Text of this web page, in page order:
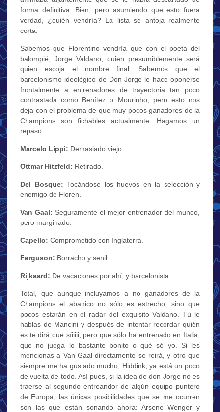
forma definitiva. Bien, pero asumiendo que esto fuera
verdad, ¿quién vendría? La lista se antoja realmente
corta.
Sabemos que Florentino vendría que con el poeta del
balompié, Jorge Valdano, quien presumiblemente será
quien escoja el nombre final. Sabemos que el
barcelonismo ideológico de Don Jorge le hace oponerse
frontalmente a entrenadores de trayectoria tan poco
contrastada como Benítez o Mourinho, pero esto nos
deja con el problema de que muy pocos ganadores de la
Champions son fichables actualmente. Hagamos un
repaso:
Marcelo Lippi: Demasiado viejo.
Ottmar Hitzfeld: Retirado.
Del Bosque: Tocándose los huevos en la selección y
enemigo de Floren.
Van Gaal: Seguramente el mejor entrenador del mundo,
pero marginado.
Capello: Comprometido con Inglaterra.
Ferguson: Borracho y senil.
Rijkaard: De vacaciones por ahí, y barcelonista.
Total, que aunque incluyamos a no ganadores de la
Champions el abanico no sólo es estrecho, sino que
pocos estarán en el radar del exquisito Valdano. Tú le
hablas de Mancini y después de intentar recordar quién
es te dirá que síiiiii, pero que sólo ha entrenado en Italia,
que no juega lo bastante bonito o qué sé yo. Si les
mencionas a Van Gaal directamente se reirá, y otro que
siempre me ha gustado mucho, Hiddink, ya está un poco
de vuelta de todo. Así pues, si la idea de don Jorge no es
traerse al segundo entreandor de algún equipo puntero
de Europa, las únicas posibilidades que se me ocurren
son las que están sonando ahora: Arsene Wenger y